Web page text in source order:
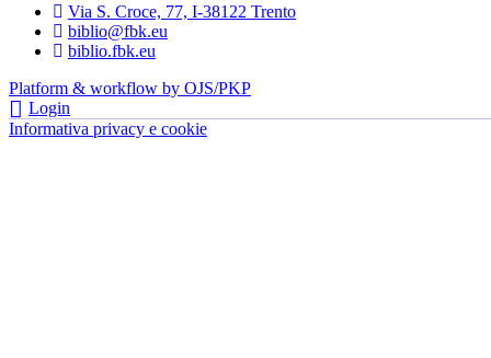
Via S. Croce, 77, I-38122 Trento
biblio@fbk.eu
biblio.fbk.eu
Platform & workflow by OJS/PKP
Login
Informativa privacy e cookie